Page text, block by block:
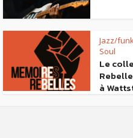
Jazz/
Soul
Le
à